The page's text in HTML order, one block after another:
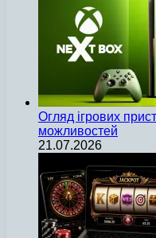
Огляд ігрових
можливостей
21.07.2026